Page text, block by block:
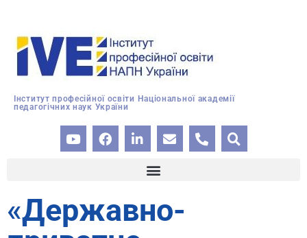
Інститут професійної освіти Національної академії
педагогічних наук України
«Державно-